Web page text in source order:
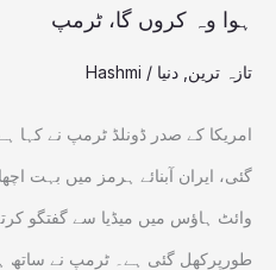
ہوا وہ کروں گا، ٹرمپ
تازہ ترین دنیا /
Hashmi
امریکا کے صدر ڈونلڈ ٹرمپ نے کہا
گئی، ایران آبنائے ہرمز میں بہت
وائٹ ہاؤس میں میڈیا سے گفتگو
طورپرکھل گئی ہے۔ ٹرمپ نے ساتھ
ضروری
ہوا
وہ
کروں
گا،
ٹرمپ